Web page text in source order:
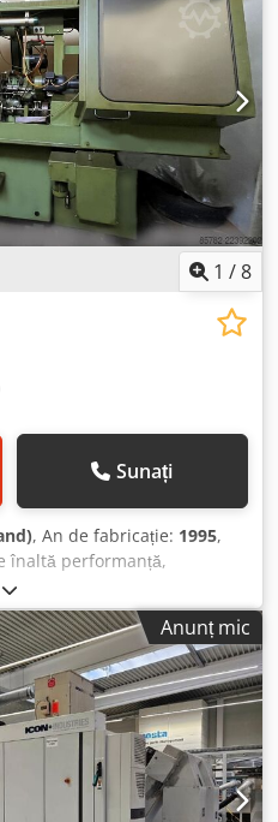
1 /8
Sunați
, An de fabricație: 1995,
înaltă performanță,
în serie de
și mari. Datorită timpilor
ridicate și fiabilității,
în sectorul prelucrărilor
de prelucrare, operații de
de prelucrare frontală
Agtok
Anunț mic